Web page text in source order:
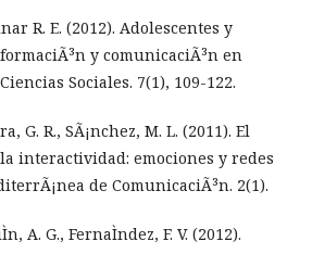
R. E. (2012). Adolescentes y
y comunicaciÃ³n en
Sociales. 7(1), 109-122.
G. R., SÃ¡nchez, M. L. (2011). El
interactividad: emociones y redes
de ComunicaciÃ³n. 2(1).
A. G., FernaÌndez, F. V. (2012).